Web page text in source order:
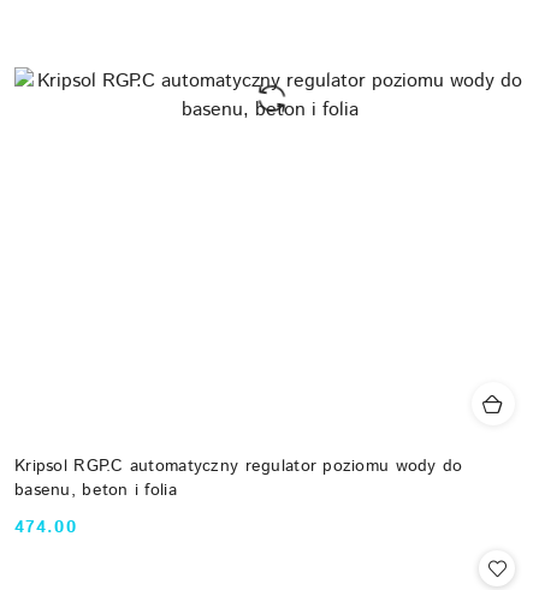
Kripsol RGP.C automatyczny regulator poziomu wody do
basenu, beton i folia
Cena:
474.00